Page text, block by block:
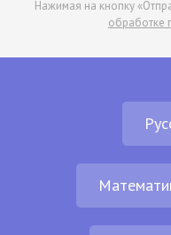
Нажимая на кнопку
обработке